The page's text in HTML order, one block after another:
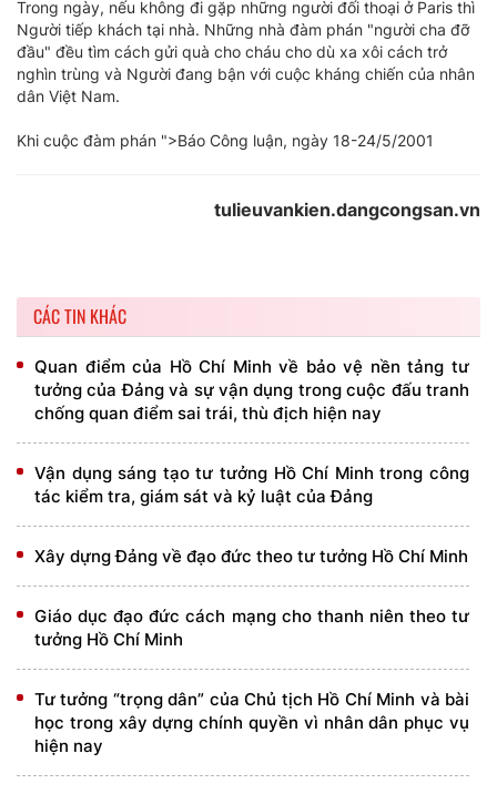
Trong ngày, nếu không đi gặp những người đối thoại ở Paris thì
Người tiếp khách tại nhà. Những nhà đàm phán "người cha đỡ
đầu" đều tìm cách gửi quà cho cháu cho dù xa xôi cách trở
nghìn trùng và Người đang bận với cuộc kháng chiến của nhân
dân Việt Nam.
Khi cuộc đàm phán ">Báo Công luận, ngày 18-24/5/2001
tulieuvankien.dangcongsan.vn
CÁC TIN KHÁC
Quan điểm của Hồ Chí Minh về bảo vệ nền tảng tư
tưởng của Đảng và sự vận dụng trong cuộc đấu tranh
chống quan điểm sai trái, thù địch hiện nay
Vận dụng sáng tạo tư tưởng Hồ Chí Minh trong công
tác kiểm tra, giám sát và kỷ luật của Đảng
Xây dựng Đảng về đạo đức theo tư tưởng Hồ Chí Minh
Giáo dục đạo đức cách mạng cho thanh niên theo tư
tưởng Hồ Chí Minh
Tư tưởng “trọng dân” của Chủ tịch Hồ Chí Minh và bài
học trong xây dựng chính quyền vì nhân dân phục vụ
hiện nay